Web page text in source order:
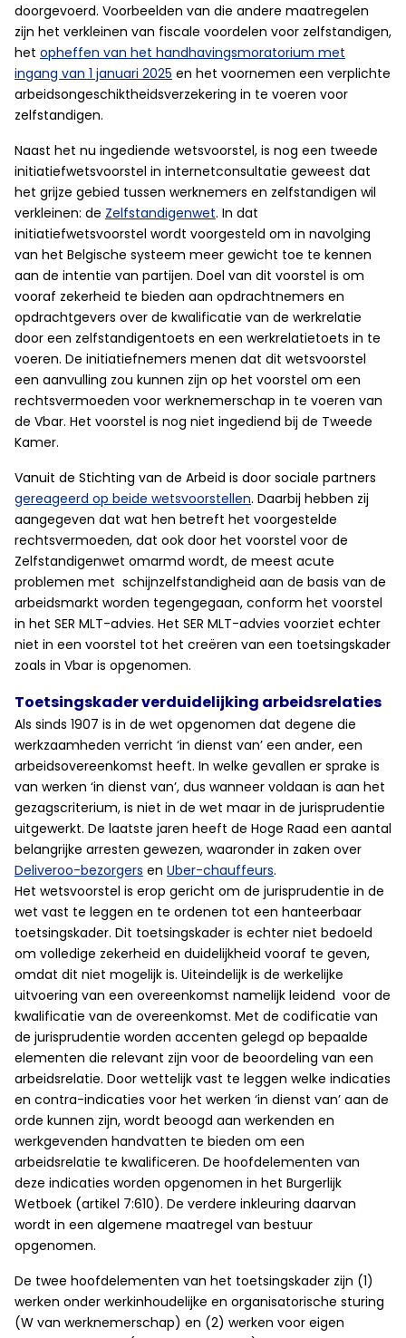
doorgevoerd. Voorbeelden van die andere maatregelen
zijn het verkleinen van fiscale voordelen voor zelfstandigen,
het opheffen van het handhavingsmoratorium met
ingang van 1 januari 2025 en het voornemen een verplichte
arbeidsongeschiktheidsverzekering in te voeren voor
zelfstandigen.
Naast het nu ingediende wetsvoorstel, is nog een tweede
initiatiefwetsvoorstel in internetconsultatie geweest dat
het grijze gebied tussen werknemers en zelfstandigen wil
verkleinen: de Zelfstandigenwet. In dat
initiatiefwetsvoorstel wordt voorgesteld om in navolging
van het Belgische systeem meer gewicht toe te kennen
aan de intentie van partijen. Doel van dit voorstel is om
vooraf zekerheid te bieden aan opdrachtnemers en
opdrachtgevers over de kwalificatie van de werkrelatie
door een zelfstandigentoets en een werkrelatietoets in te
voeren. De initiatiefnemers menen dat dit wetsvoorstel
een aanvulling zou kunnen zijn op het voorstel om een
rechtsvermoeden voor werknemerschap in te voeren van
de Vbar. Het voorstel is nog niet ingediend bij de Tweede
Kamer.
Vanuit de Stichting van de Arbeid is door sociale partners
gereageerd op beide wetsvoorstellen. Daarbij hebben zij
aangegeven dat wat hen betreft het voorgestelde
rechtsvermoeden, dat ook door het voorstel voor de
Zelfstandigenwet omarmd wordt, de meest acute
problemen met schijnzelfstandigheid aan de basis van de
arbeidsmarkt worden tegengegaan, conform het voorstel
in het SER MLT-advies. Het SER MLT-advies voorziet echter
niet in een voorstel tot het creëren van een toetsingskader
zoals in Vbar is opgenomen.
Toetsingskader verduidelijking arbeidsrelaties
Als sinds 1907 is in de wet opgenomen dat degene die
werkzaamheden verricht ‘in dienst van’ een ander, een
arbeidsovereenkomst heeft. In welke gevallen er sprake is
van werken ‘in dienst van’, dus wanneer voldaan is aan het
gezagscriterium, is niet in de wet maar in de jurisprudentie
uitgewerkt. De laatste jaren heeft de Hoge Raad een aantal
belangrijke arresten gewezen, waaronder in zaken over
Deliveroo-bezorgers en Uber-chauffeurs.
Het wetsvoorstel is erop gericht om de jurisprudentie in de
wet vast te leggen en te ordenen tot een hanteerbaar
toetsingskader. Dit toetsingskader is echter niet bedoeld
om volledige zekerheid en duidelijkheid vooraf te geven,
omdat dit niet mogelijk is. Uiteindelijk is de werkelijke
uitvoering van een overeenkomst namelijk leidend voor de
kwalificatie van de overeenkomst. Met de codificatie van
de jurisprudentie worden accenten gelegd op bepaalde
elementen die relevant zijn voor de beoordeling van een
arbeidsrelatie. Door wettelijk vast te leggen welke indicaties
en contra-indicaties voor het werken ‘in dienst van’ aan de
orde kunnen zijn, wordt beoogd aan werkenden en
werkgevenden handvatten te bieden om een
arbeidsrelatie te kwalificeren. De hoofdelementen van
deze indicaties worden opgenomen in het Burgerlijk
Wetboek (artikel 7:610). De verdere inkleuring daarvan
wordt in een algemene maatregel van bestuur
opgenomen.
De twee hoofdelementen van het toetsingskader zijn (1)
werken onder werkinhoudelijke en organisatorische sturing
(W van werknemerschap) en (2) werken voor eigen